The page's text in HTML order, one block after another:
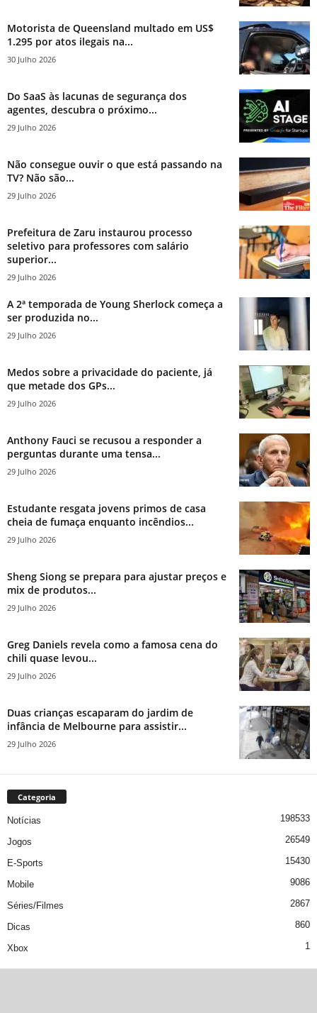
Motorista de Queensland multado em US$
1.295 por atos ilegais na...
30 Julho 2026
Do SaaS às lacunas de segurança dos
agentes, descubra o próximo...
29 Julho 2026
Não consegue ouvir o que está passando na
TV? Não são...
29 Julho 2026
Prefeitura de Zaru instaurou processo
seletivo para professores com salário
superior...
29 Julho 2026
A 2ª temporada de Young Sherlock começa a
ser produzida no...
29 Julho 2026
Medos sobre a privacidade do paciente, já
que metade dos GPs...
29 Julho 2026
Anthony Fauci se recusou a responder a
perguntas durante uma tensa...
29 Julho 2026
Estudante resgata jovens primos de casa
cheia de fumaça enquanto incêndios...
29 Julho 2026
Sheng Siong se prepara para ajustar preços e
mix de produtos...
29 Julho 2026
Greg Daniels revela como a famosa cena do
chili quase levou...
29 Julho 2026
Duas crianças escaparam do jardim de
infância de Melbourne para assistir...
29 Julho 2026
Categoria
Notícias 198533
Jogos 26549
E-Sports 15430
Mobile 9086
Séries/Filmes 2867
Dicas 860
Xbox 1